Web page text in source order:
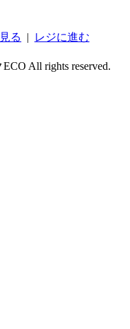
る | レジに進む
All rights reserved.